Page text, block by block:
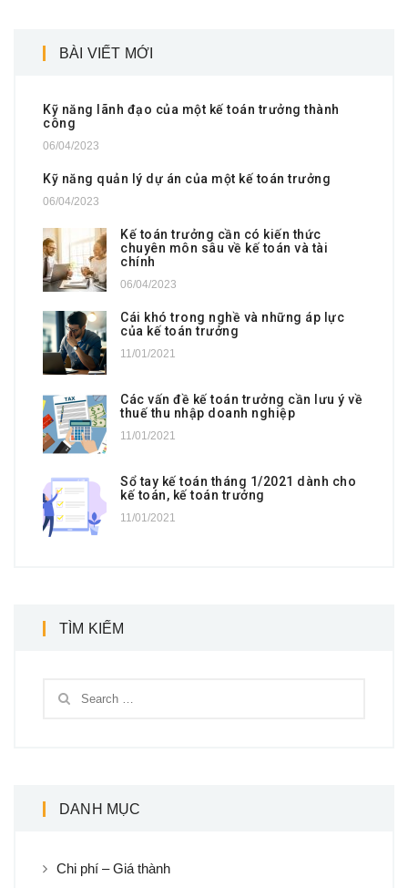
BÀI VIẾT MỚI
Kỹ năng lãnh đạo của một kế toán trưởng thành
công
06/04/2023
Kỹ năng quản lý dự án của một kế toán trưởng
06/04/2023
Kế toán trưởng cần có kiến thức
chuyên môn sâu về kế toán và tài
chính
06/04/2023
Cái khó trong nghề và những áp lực
của kế toán trưởng
11/01/2021
Các vấn đề kế toán trưởng cần lưu ý về
thuế thu nhập doanh nghiệp
11/01/2021
Sổ tay kế toán tháng 1/2021 dành cho
kế toán, kế toán trưởng
11/01/2021
TÌM KIẾM
DANH MỤC
Chi phí – Giá thành